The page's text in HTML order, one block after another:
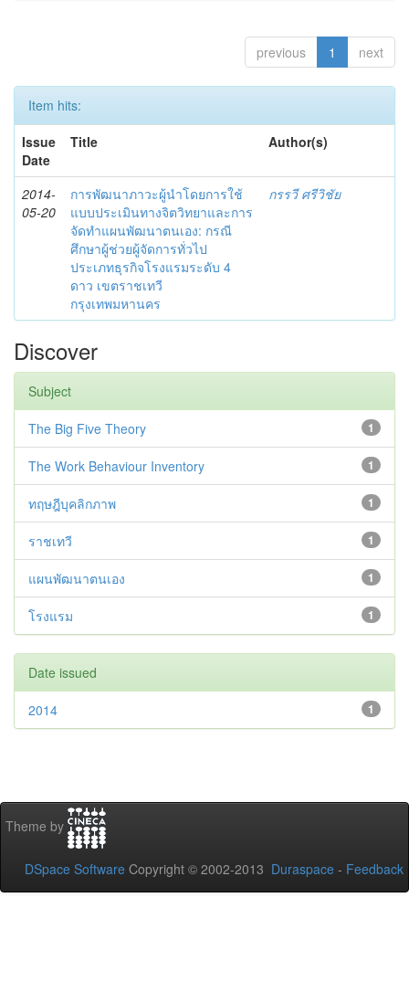
previous 1 next
Item hits:
Issue
Date
Title Author(s)
2014-
05-20
การพัฒนาภาวะผู้นำโดยการใช้
แบบประเมินทางจิตวิทยาและการ
จัดทำแผนพัฒนาตนเอง: กรณี
ศึกษาผู้ช่วยผู้จัดการทั่วไป
ประเภทธุรกิจโรงแรมระดับ 4
ดาว เขตราชเทวี
กรุงเทพมหานคร
กรรวี ศรีวิชัย
Discover
Subject
1
The Big Five Theory
1
The Work Behaviour Inventory
1
ทฤษฎีบุคลิกภาพ
1
ราชเทวี
1
แผนพัฒนาตนเอง
1
โรงแรม
Date issued
1
2014
Theme by
DSpace Software Copyright © 2002-2013 Duraspace - Feedback